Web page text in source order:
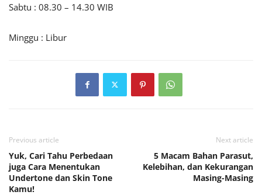
Sabtu : 08.30 – 14.30 WIB
Minggu : Libur
Previous article
Yuk, Cari Tahu Perbedaan
juga Cara Menentukan
Undertone dan Skin Tone
Kamu!
Next article
5 Macam Bahan Parasut,
Kelebihan, dan Kekurangan
Masing-Masing